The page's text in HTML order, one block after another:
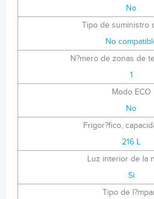
No
Tipo de suministro
No
N?mero de zonas de
1
Modo ECO
No
Frigor?fico,
216 L
Luz interior de la
Si
Tipo de